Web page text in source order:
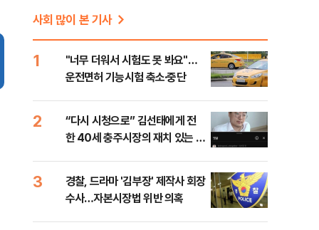
사회 많이 본 기사
1
"너무 더워서 시험도 못 봐요"…
운전면허 기능시험 축소·중단
2
“다시 시청으로” 김선태에게 전
한 40세 충주시장의 재치 있는 제
3
경찰, 드라마 '김부장' 제작사 회장
수사…자본시장법 위반 의혹